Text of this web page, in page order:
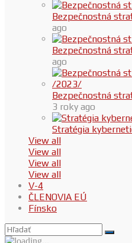
Bezpečnostná
ago
Bezpečnostná
ago
Bezpečnostná
3 roky ago
Stratégia
View all
View all
View all
View all
V-4
ČLENOVIA EÚ
Fínsko